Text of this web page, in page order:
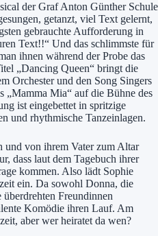
der Graf Anton Günther Schule
getanzt, viel Text gelernt,
gebrauchte Aufforderung in
Text!!“ Und das schlimmste für
ihnen während der Probe das
„Dancing Queen“ bringt die
Orchester und den Song Singers
Mia“ auf die Bühne des
ist eingebettet in spritzige
und rhythmische Tanzeinlagen.
von ihrem Vater zum Altar
dass laut dem Tagebuch ihrer
kommen. Also lädt Sophie
ein. Da sowohl Donna, die
Freundinnen
Komödie ihren Lauf. Am
aber wer heiratet da wen?